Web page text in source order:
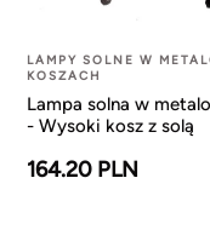
LAMPY SOLNE W
KOSZACH
Lampa solna w
- Wysoki kosz z solą
164.20 PLN